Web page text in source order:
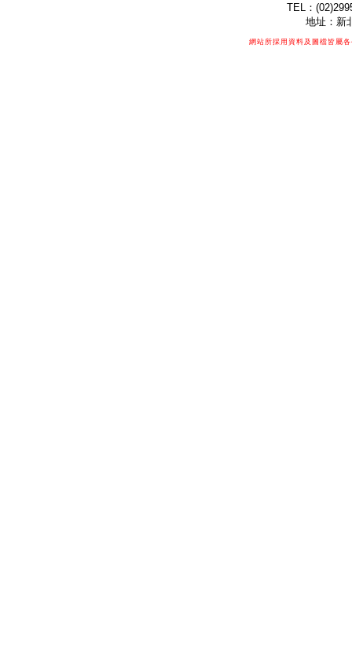
TEL：
地址：新
網站所採用資料及圖檔皆屬